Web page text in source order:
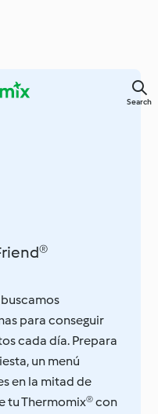
Search
para conseguir
cada día. Prepara
un menú
en la mitad de
tu Thermomix® con